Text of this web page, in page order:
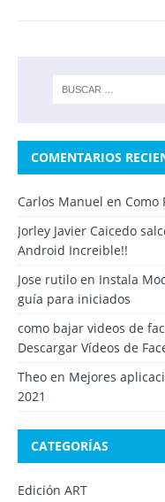
COMENTARIOS
Carlos Manuel en Como
Jorley Javier Caicedo
Android Increible!!
Jose rutilo en Instala
guía para iniciados
como bajar videos de
Descargar Vídeos de
Theo en Mejores
2021
CATEGORÍAS
Edición ART